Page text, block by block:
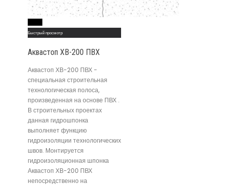
Быстрый просмотр
Аквастоп ХВ-200 ПВХ
Аквастоп ХВ-200 ПВХ -
специальная строительная
технологическая полоса,
произведенная на основе ПВХ .
В строительных проектах
данная гидрошпонка
выполняет функцию
гидроизоляции технологических
швов. Монтируется
гидроизоляционная шпонка
Аквастоп ХВ-200 ПВХ
непосредственно на